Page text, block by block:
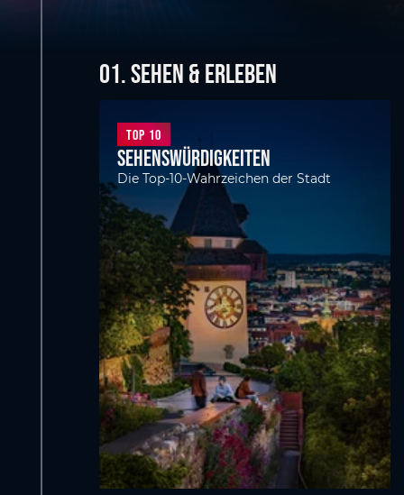
01. SEHEN & ERLEBEN
Top 10
Sehenswürdigkeiten
Die Top-10-Wahrzeichen der Stadt